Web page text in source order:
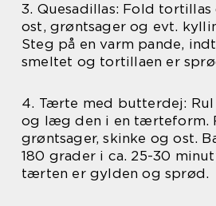
3. Quesadillas: Fold
ost, grøntsager og evt.
Steg på en varm pande,
smeltet og tortillaen er
4. Tærte med butterdej:
og læg den i en tærteform.
grøntsager, skinke og ost.
180 grader i ca. 25-30
tærten er gylden og sprød.